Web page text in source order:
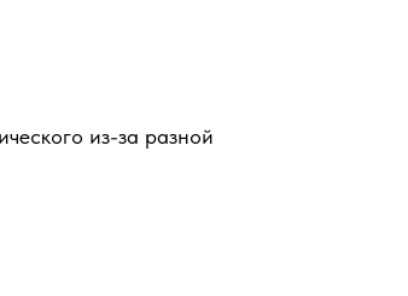
из-за разной